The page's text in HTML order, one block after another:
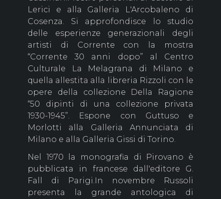
Lerici e alla Galleria L'Arcobaleno di
Cosenza. Si approfondisce lo studio
delle esperienze generazionali degli
artisti di Corrente con la mostra
“Corrente 30 anni dopo” al Centro
Culturale La Melagrana di Milano e
quella allestita alla libreria Rizzoli con le
opere della collezione Della Ragione
“50 dipinti di una collezione privata
1930-1945”. Espone con Guttuso e
Morlotti alla Galleria Annunciata di
Milano e alla Galleria Gissi di Torino.
Nel 1970 la monografia di Pirovano è
pubblicata in francese dall'editore G.
Fall di Parigi.In novembre Russoli
presenta la grande antologica di